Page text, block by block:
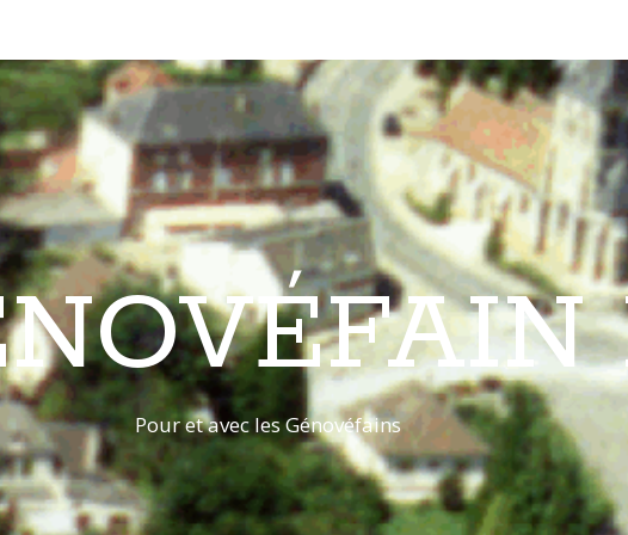
Pour et avec les Génovéfains